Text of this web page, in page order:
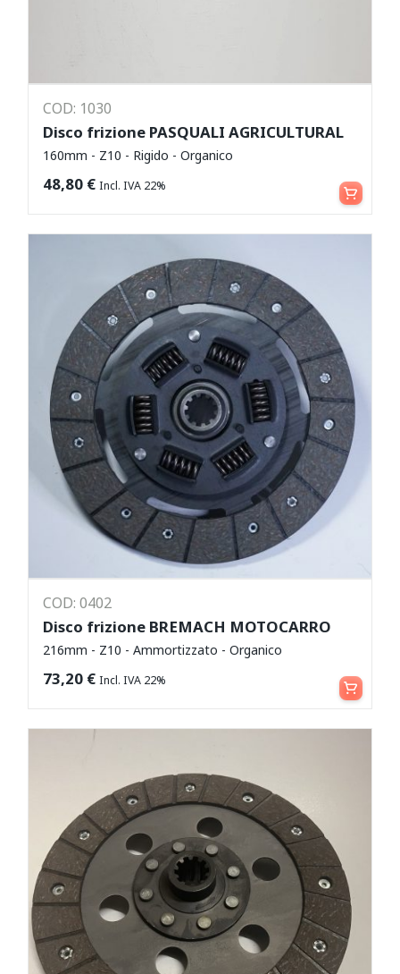
COD: 1030
Disco frizione PASQUALI AGRICULTURAL
160mm - Z10 - Rigido - Organico
48,80 € Incl. IVA 22% Aggiungi al carrello
COD: 0402
Disco frizione BREMACH MOTOCARRO
216mm - Z10 - Ammortizzato - Organico
73,20 € Incl. IVA 22% Aggiungi al carrello